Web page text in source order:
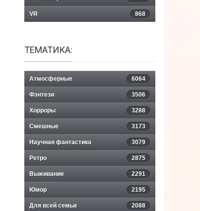
VR 868
ТЕМАТИКА:
Атмосферные 6064
Фэнтези 3506
Хорроры 3288
Смешные 3173
Научная фантастика 3079
Ретро 2875
Выживание 2291
Юмор 2195
Для всей семьи 2088